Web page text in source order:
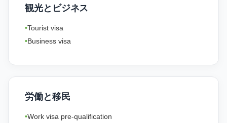
観光とビジネス
Tourist visa
Business visa
労働と移民
Work visa pre-qualification